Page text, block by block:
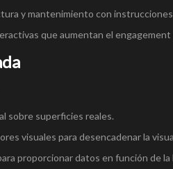
y mantenimiento con
que aumentan el
sobre superficies reales.
visuales para desencadenar la
proporcionar datos en función de la